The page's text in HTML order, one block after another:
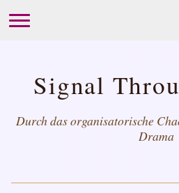
Signal
Durch das organisatorische
Drama